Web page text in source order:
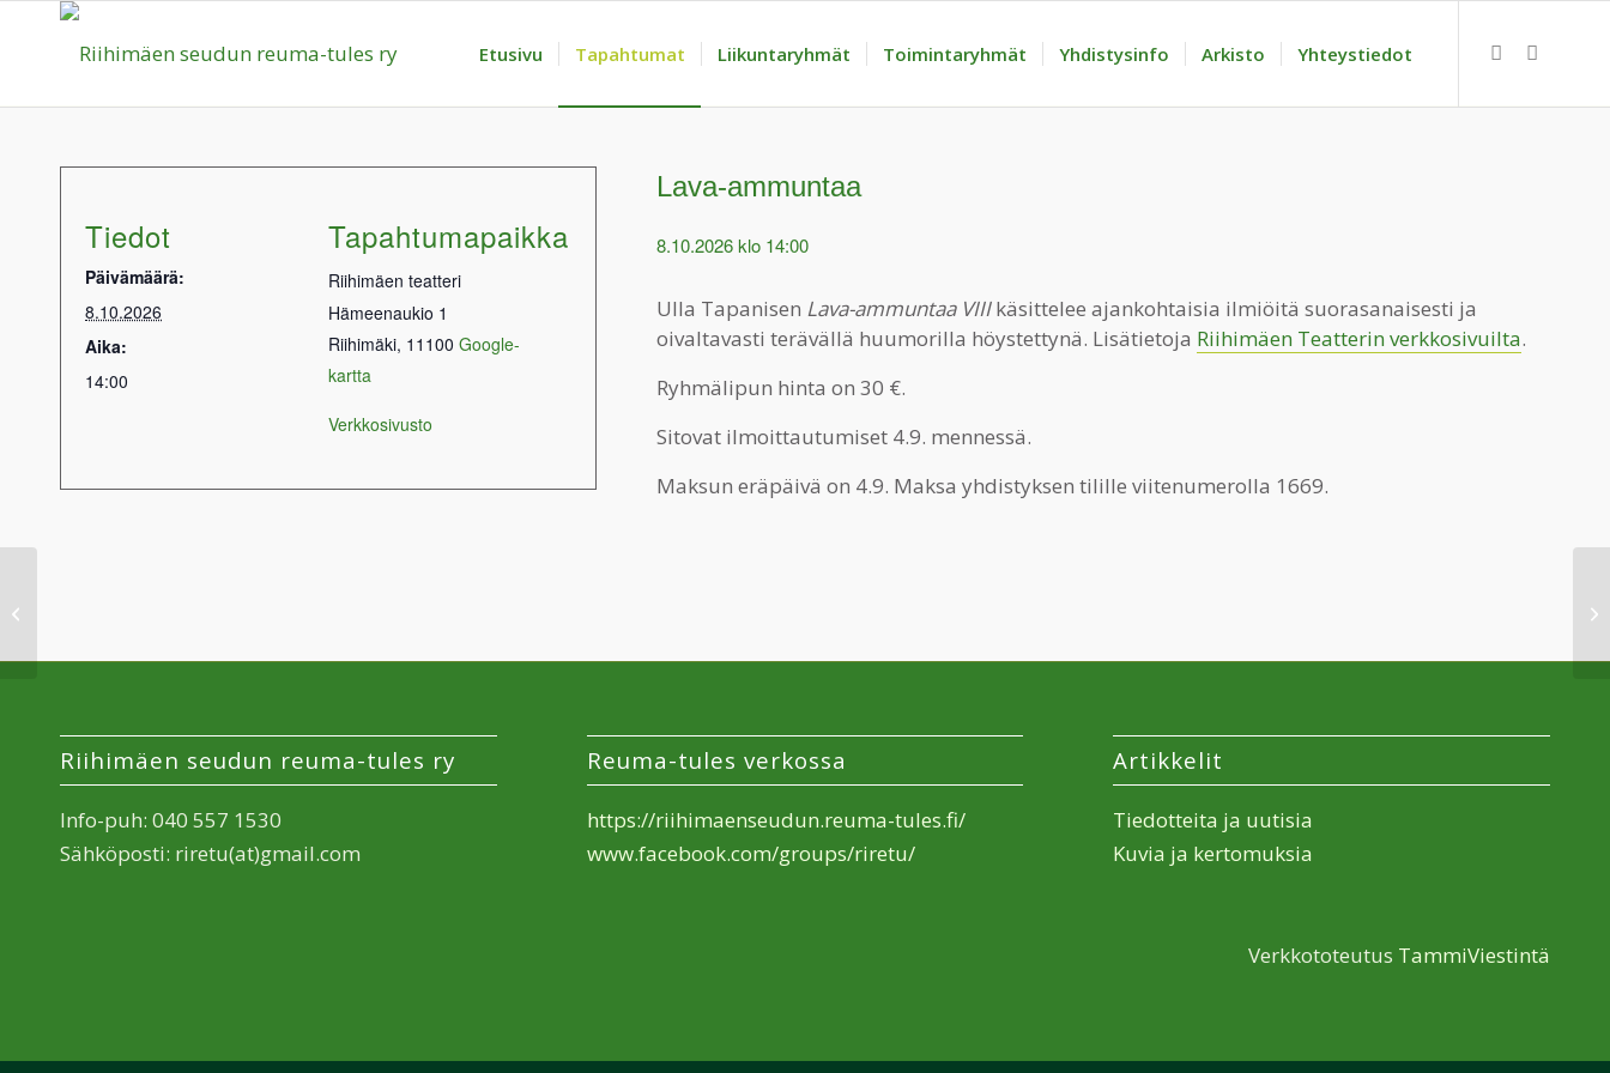
Etusivu Tapahtumat Liikuntaryhmät Toimintaryhmät Yhdistysinfo Arkisto Yhteystiedot
Lava-ammuntaa
8.10.2026 klo 14:00
Ulla Tapanisen Lava-ammuntaa VIIIkäsittelee ajankohtaisia ilmiöitä suorasanaisesti ja
oivaltavasti terävällä huumorilla höystettynä. Lisätietoja Riihimäen Teatterin verkkosivuilta.
Ryhmälipun hinta on 30 €.
Sitovat ilmoittautumiset 4.9. mennessä.
Maksun eräpäivä on 4.9. Maksa yhdistyksen tilille viitenumerolla 1669.
Tiedot
Päivämäärä:
8.10.2026
Aika:
14:00
Tapahtumapaikka
Riihimäen teatteri
Hämeenaukio 1
Riihimäki, 11100 Google-
kartta
Verkkosivusto
Riihimäen seudun reuma-tules ry
Info-puh: 040 557 1530
Sähköposti: riretu(at)gmail.com
Reuma-tules verkossa
https://riihimaenseudun.reuma-tules.fi/
www.facebook.com/groups/riretu/
Artikkelit
Tiedotteita ja uutisia
Kuvia ja kertomuksia
Verkkototeutus TammiViestintä